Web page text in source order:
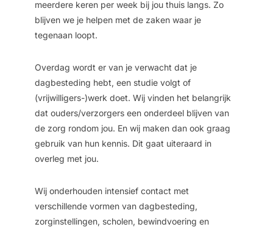
meerdere keren per week bij jou thuis langs. Zo
blijven we je helpen met de zaken waar je
tegenaan loopt.
Overdag wordt er van je verwacht dat je
dagbesteding hebt, een studie volgt of
(vrijwilligers-)werk doet. Wij vinden het belangrijk
dat ouders/verzorgers een onderdeel blijven van
de zorg rondom jou. En wij maken dan ook graag
gebruik van hun kennis. Dit gaat uiteraard in
overleg met jou.
Wij onderhouden intensief contact met
verschillende vormen van dagbesteding,
zorginstellingen, scholen, bewindvoering en